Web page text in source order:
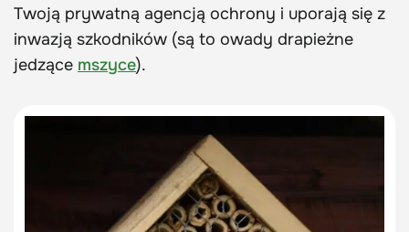
Twoją prywatną agencją ochrony i uporają się z
inwazją szkodników (są to owady drapieżne
jedzące mszyce).